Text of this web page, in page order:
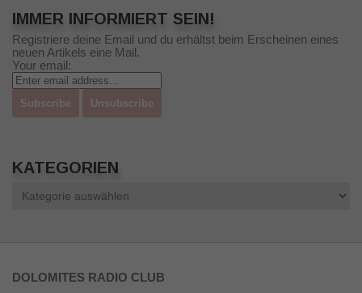
IMMER INFORMIERT SEIN!
Registriere deine Email und du erhältst beim Erscheinen eines
neuen Artikels eine Mail.
Your email:
KATEGORIEN
DOLOMITES RADIO CLUB